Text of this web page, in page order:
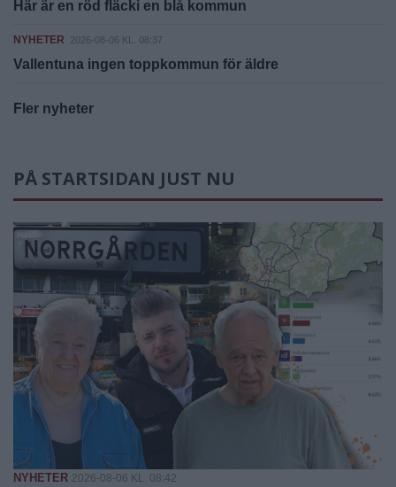
Här är en röd fläcki en blå kommun
NYHETER 2026-08-06 KL. 08:37
Vallentuna ingen toppkommun för äldre
Fler nyheter
PÅ STARTSIDAN JUST NU
NYHETER 2026-08-06 KL. 08:42